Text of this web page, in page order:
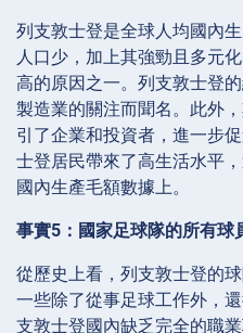
列支敦士登是全球人均國內
人口少，加上其強勁且多元
高的原因之一。列支敦士登
製造業的關注而聞名。此外
引了企業和投資者，進一步
士登居民帶來了高生活水平
國內生產毛額數據上。
事實5：國家足球隊的所有球
從歷史上看，列支敦士登的
一些除了從事足球工作外，
支敦士登國內缺乏完全的職